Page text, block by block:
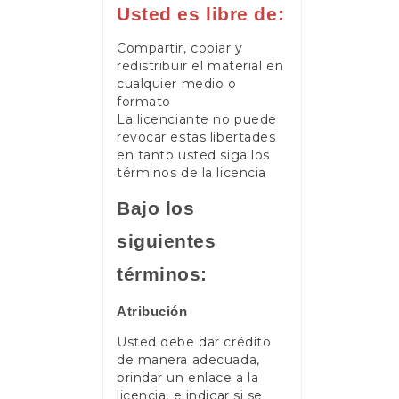
Usted es libre de:
Compartir, copiar y
redistribuir el material en
cualquier medio o
formato
La licenciante no puede
revocar estas libertades
en tanto usted siga los
términos de la licencia
Bajo los
siguientes
términos:
Atribución
Usted debe dar crédito
de manera adecuada,
brindar un enlace a la
licencia, e indicar si se